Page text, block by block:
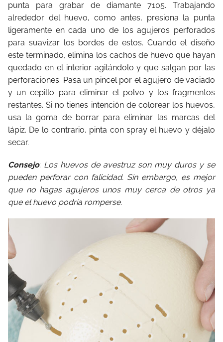
punta para grabar de diamante 7105. Trabajando
alrededor del huevo, como antes, presiona la punta
ligeramente en cada uno de los agujeros perforados
para suavizar los bordes de estos. Cuando el diseño
este terminado, elimina los cachos de huevo que hayan
quedado en el interior agitándolo y que salgan por las
perforaciones. Pasa un pincel por el agujero de vaciado
y un cepillo para eliminar el polvo y los fragmentos
restantes. Si no tienes intención de colorear los huevos,
usa la goma de borrar para eliminar las marcas del
lápiz. De lo contrario, pinta con spray el huevo y déjalo
secar.
Consejo: Los huevos de avestruz son muy duros y se
pueden perforar con falicidad. Sin embargo, es mejor
que no hagas agujeros unos muy cerca de otros ya
que el huevo podría romperse.